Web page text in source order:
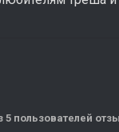
5 пользователей